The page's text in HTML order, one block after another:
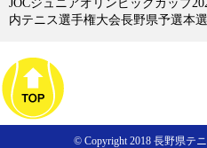
内テニス選手権大会長野県予選本
© Copyright 2018 長野県テ